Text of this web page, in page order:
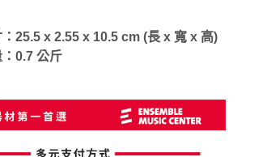
：25.5 x 2.55 x 10.5 cm (長 x 寬 x 高)
：0.7 公斤